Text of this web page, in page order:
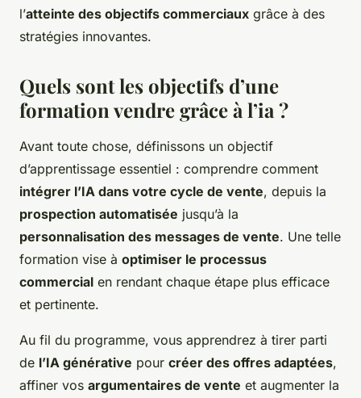
l’atteinte des objectifs commerciaux grâce à des
stratégies innovantes.
Quels sont les objectifs d’une
formation vendre grâce à l’ia ?
Avant toute chose, définissons un objectif
d’apprentissage essentiel : comprendre comment
intégrer l’IA dans votre cycle de vente, depuis la
prospection automatisée jusqu’à la
personnalisation des messages de vente. Une telle
formation vise à optimiser le processus
commercial en rendant chaque étape plus efficace
et pertinente.
Au fil du programme, vous apprendrez à tirer parti
de l’IA générative pour créer des offres adaptées,
affiner vos argumentaires de vente et augmenter la